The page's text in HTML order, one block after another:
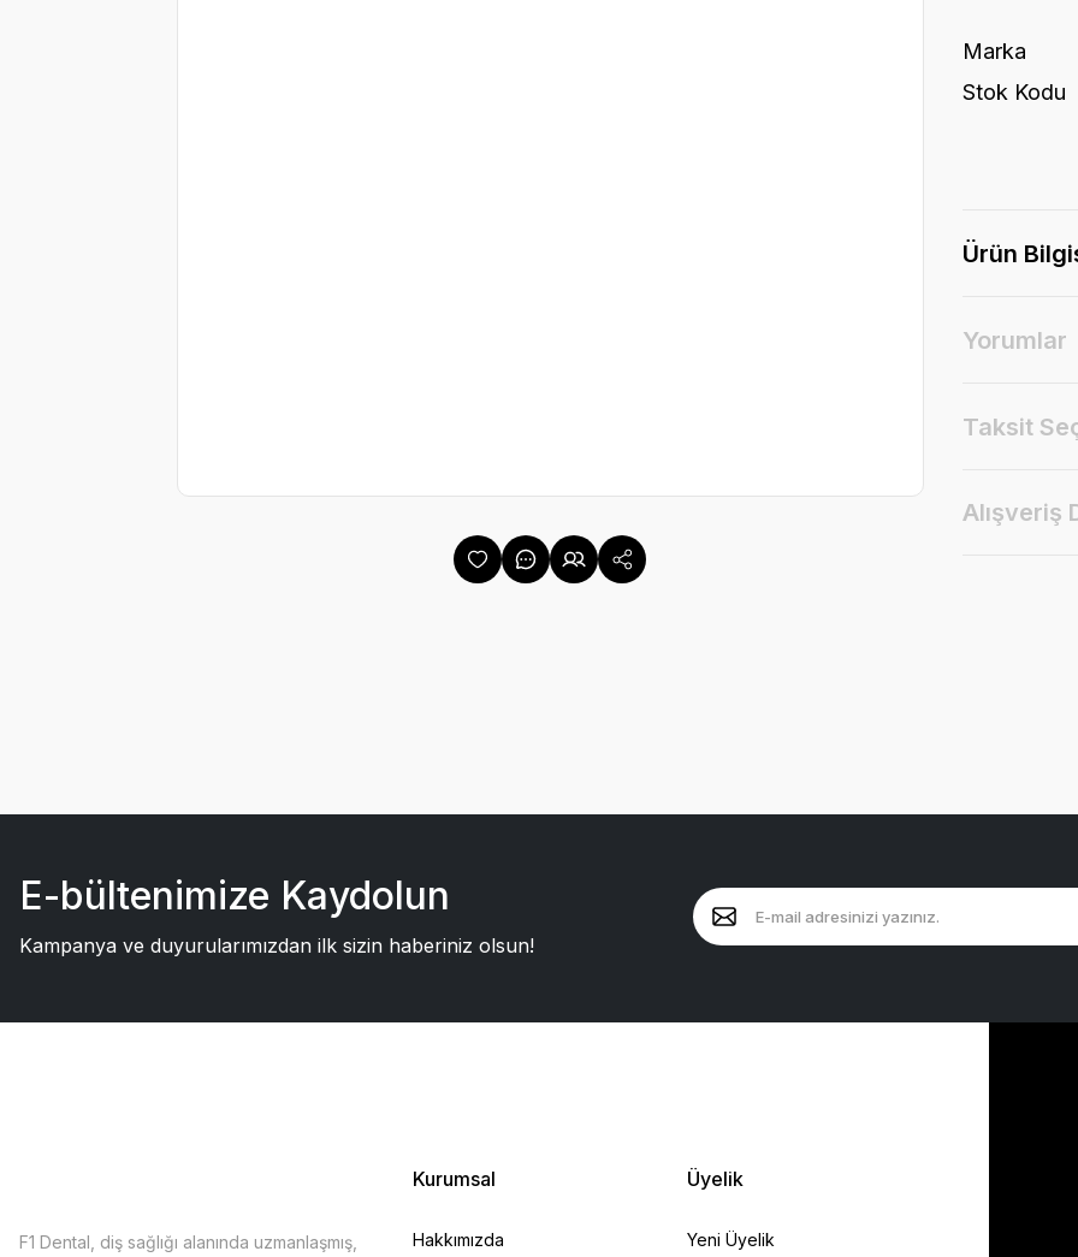
Marka
Stok Kodu
Ürün
Yorumlar
Taksit
Alışveriş
E-bültenimize Kaydolun
Kampanya ve duyurularımızdan ilk sizin haberiniz olsun!
F1 Dental, diş sağlığı alanında uzmanlaşmış,
Kurumsal
Hakkımızda
Üyelik
Yeni Üyelik